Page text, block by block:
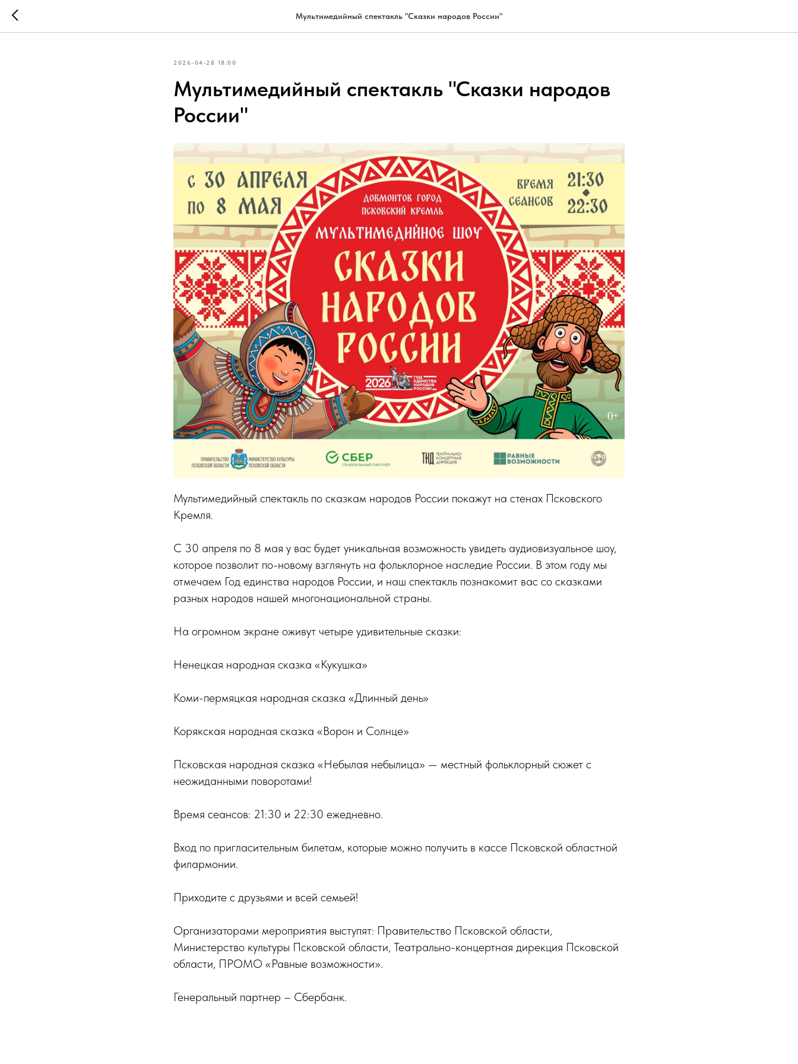
Мультимедийный спектакль "Сказки народов России"
2026-04-28 18:00
Мультимедийный спектакль "Сказки народов
России"
Мультимедийный спектакль по сказкам народов России покажут на стенах Псковского
Кремля.
С 30 апреля по 8 мая у вас будет уникальная возможность увидеть аудиовизуальное шоу,
которое позволит по-новому взглянуть на фольклорное наследие России. В этом году мы
отмечаем Год единства народов России, и наш спектакль познакомит вас со сказками
разных народов нашей многонациональной страны.
На огромном экране оживут четыре удивительные сказки:
Ненецкая народная сказка «Кукушка»
Коми-пермяцкая народная сказка «Длинный день»
Корякская народная сказка «Ворон и Солнце»
Псковская народная сказка «Небылая небылица» — местный фольклорный сюжет с
неожиданными поворотами!
Время сеансов: 21:30 и 22:30 ежедневно.
Вход по пригласительным билетам, которые можно получить в кассе Псковской областной
филармонии.
Приходите с друзьями и всей семьей!
Организаторами мероприятия выступят: Правительство Псковской области,
Министерство культуры Псковской области, Театрально-концертная дирекция Псковской
области, ПРОМО «Равные возможности».
Генеральный партнер – Сбербанк.